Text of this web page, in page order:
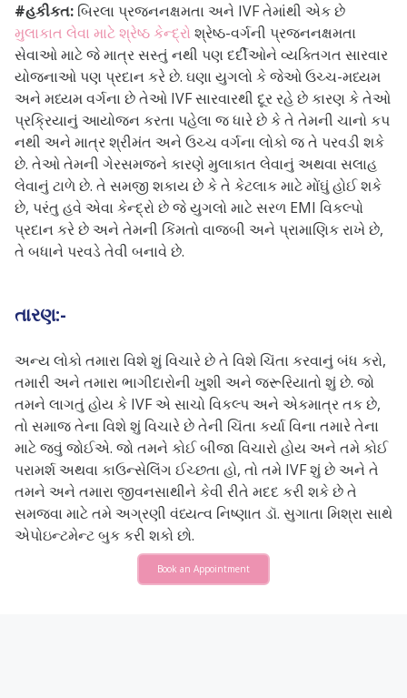
#હકીકત: બિરલા પ્રજનનક્ષમતા અને IVF તેમાંથી એક છે
મુલાકાત લેવા માટે શ્રેષ્ઠ કેન્દ્રો શ્રેષ્ઠ-વર્ગની પ્રજનનક્ષમતા
સેવાઓ માટે જે માત્ર સસ્તું નથી પણ દર્દીઓને વ્યક્તિગત સારવાર
યોજનાઓ પણ પ્રદાન કરે છે. ઘણા યુગલો કે જેઓ ઉચ્ચ-મધ્યમ
અને મધ્યમ વર્ગના છે તેઓ IVF સારવારથી દૂર રહે છે કારણ કે તેઓ
પ્રક્રિયાનું આયોજન કરતા પહેલા જ ધારે છે કે તે તેમની ચાનો કપ
નથી અને માત્ર શ્રીમંત અને ઉચ્ચ વર્ગના લોકો જ તે પરવડી શકે
છે. તેઓ તેમની ગેરસમજને કારણે મુલાકાત લેવાનું અથવા સલાહ
લેવાનું ટાળે છે. તે સમજી શકાય છે કે તે કેટલાક માટે મોંઘું હોઈ શકે
છે, પરંતુ હવે એવા કેન્દ્રો છે જે યુગલો માટે સરળ EMI વિકલ્પો
પ્રદાન કરે છે અને તેમની કિંમતો વાજબી અને પ્રામાણિક રાખે છે,
તે બધાને પરવડે તેવી બનાવે છે.
તારણ:-
અન્ય લોકો તમારા વિશે શું વિચારે છે તે વિશે ચિંતા કરવાનું બંધ કરો,
તમારી અને તમારા ભાગીદારોની ખુશી અને જરૂરિયાતો શું છે. જો
તમને લાગતું હોય કે IVF એ સાચો વિકલ્પ અને એકમાત્ર તક છે,
તો સમાજ તેના વિશે શું વિચારે છે તેની ચિંતા કર્યા વિના તમારે તેના
માટે જવું જોઈએ. જો તમને કોઈ બીજા વિચારો હોય અને તમે કોઈ
પરામર્શ અથવા કાઉન્સેલિંગ ઈચ્છતા હો, તો તમે IVF શું છે અને તે
તમને અને તમારા જીવનસાથીને કેવી રીતે મદદ કરી શકે છે તે
સમજવા માટે તમે અગ્રણી વંધ્યત્વ નિષ્ણાત ડૉ. સુગાતા મિશ્રા સાથે
એપોઇન્ટમેન્ટ બુક કરી શકો છો.
Book an Appointment